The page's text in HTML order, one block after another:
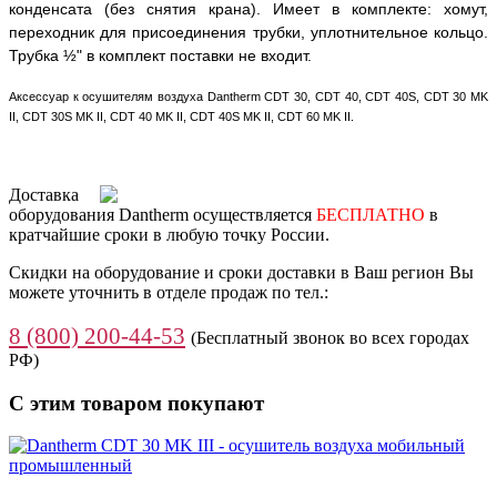
конденсата (без снятия крана). Имеет в комплекте: хомут,
переходник для присоединения трубки, уплотнительное кольцо.
Трубка ½" в комплект поставки не входит.
Аксессуар к осушителям воздуха Dantherm CDT 30, CDT 40, CDT 40S, CDT 30 MK
II, CDT 30S MK II, CDT 40 MK II, CDT 40S MK II, CDT 60 MK II.
Доставка
оборудования Dantherm осуществляется БЕСПЛАТНО в
кратчайшие сроки в любую точку России.
Скидки на оборудование и сроки доставки в Ваш регион Вы
можете уточнить в отделе продаж по тел.:
8 (800) 200-44-53 (Бесплатный звонок во всех городах
РФ)
С этим товаром покупают